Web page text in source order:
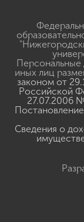
Персональные
иных лиц
законом от
Российской
27.07.2006
Сведения о